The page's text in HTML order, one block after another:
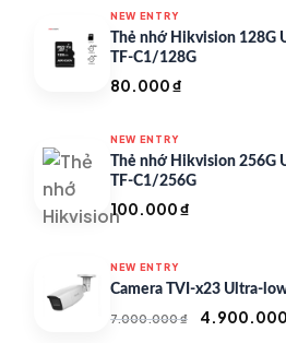
NEW ENTRY
Thẻ nhớ Hikvision 128G
TF-C1/128G
80.000₫
NEW ENTRY
Thẻ nhớ Hikvision 256G
TF-C1/256G
100.000₫
NEW ENTRY
Camera TVI-x23 Ultra-
7.000.000₫
Giá